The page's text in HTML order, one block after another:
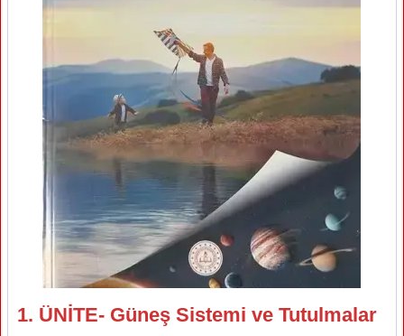
1. ÜNİTE- Güneş Sistemi ve Tutulmalar